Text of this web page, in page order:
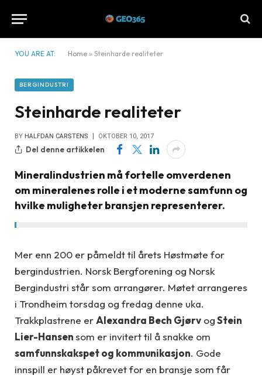
YOU ARE AT: Home » Steinharde realiteter
BERGINDUSTRI
Steinharde realiteter
BY HALFDAN CARSTENS OKTOBER 10, 2017
Del denne artikkelen
Mineralindustrien må fortelle omverdenen
om mineralenes rolle i et moderne samfunn og
hvilke muligheter bransjen representerer.
Mer enn 200 er påmeldt til årets Høstmøte for
bergindustrien. Norsk Bergforening og Norsk
Bergindustri står som arrangører. Møtet arrangeres
i Trondheim torsdag og fredag denne uka.
Trakkplastrene erAlexandra Bech Gjørv ogStein
Lier-Hansensom er invitert til å snakke om
samfunnskakspet og kommunikasjon. Gode
innspill er høyst påkrevet for en bransje som får